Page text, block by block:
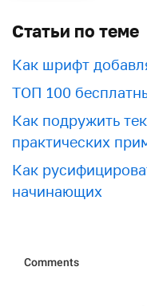
Статьи по теме
Как шрифт
ТОП 100
Как подружить
практических
Как
начинающих